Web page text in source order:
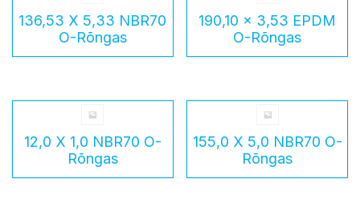
136,53 X 5,33 NBR70
O-Rõngas
190,10 x 3,53 EPDM
O-Rõngas
12,0 X 1,0 NBR70 O-
Rõngas
155,0 X 5,0 NBR70 O-
Rõngas